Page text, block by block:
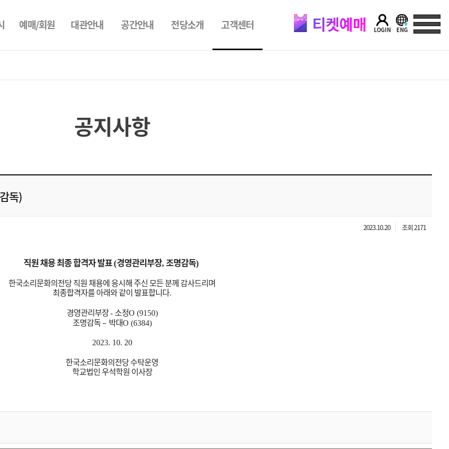
예매/회원 대관안내 공간안내 전당소개 고객센터 티켓예매 LOGIN ENG
공지사항
독)
2023.10.20 조회 2171
직원 채용 최종 합격자 발표(경영관리부장, 조명감독)
한국소리문화의전당 직원 채용에 응시해 주신 모든 분께 감사드리며
최종합격자를 아래와 같이 발표합니다.
경영관리부장- 소정O (9150)
조명감독– 박대O (6384)
2023. 10. 20
한국소리문화의전당 수탁운영
학교법인 우석학원 이사장